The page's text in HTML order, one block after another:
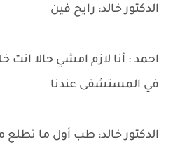
الدكتور خالد: رايح فين
احمد : أنا لازم امشي حالا انت
في المستشفى عندنا
الدكتور خالد: طب أول ما تطلع